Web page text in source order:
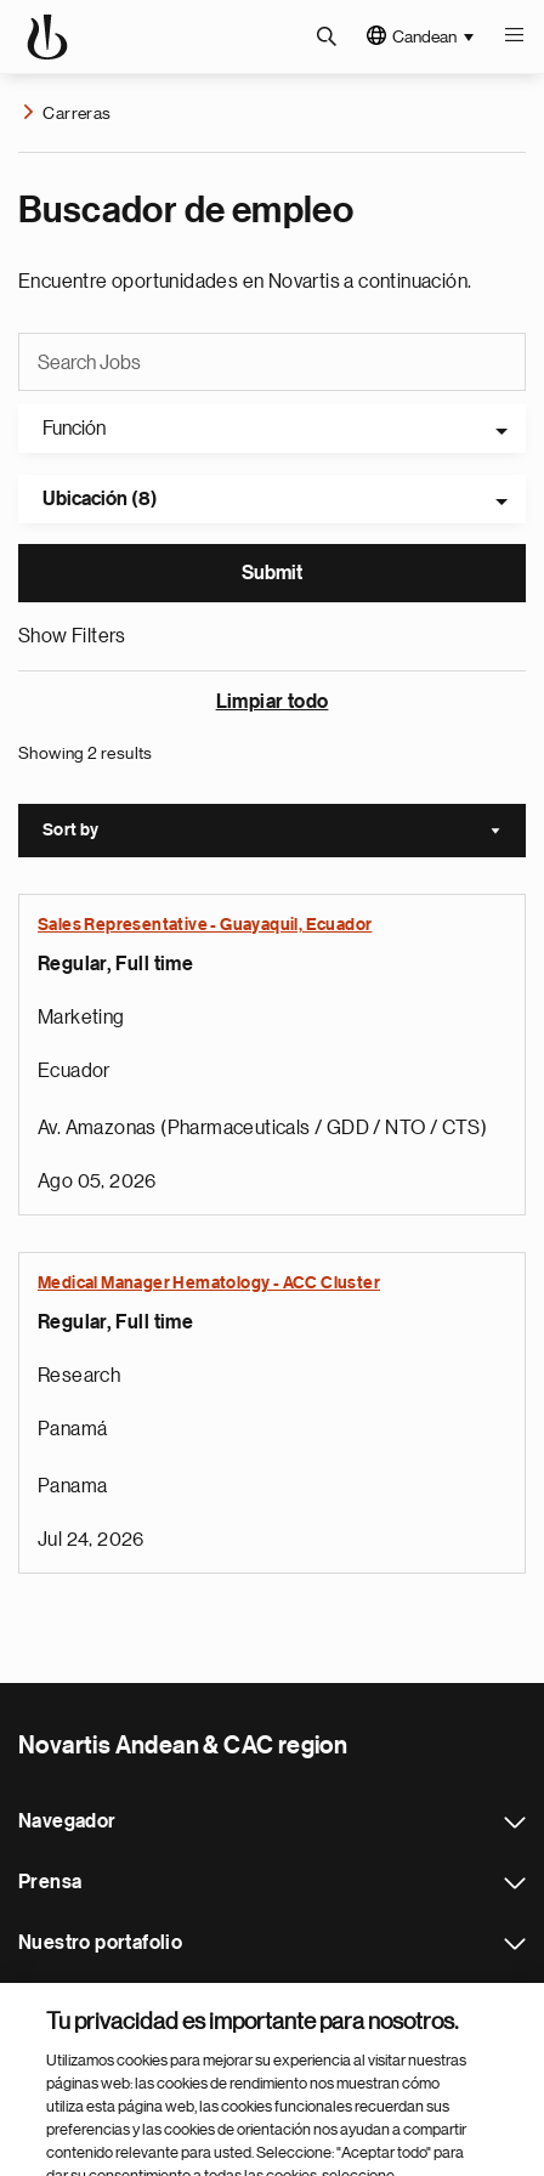
Candean
Carreras
Buscador de empleo
Encuentre oportunidades en Novartis a continuación.
Función
Ubicación (8)
Show Filters
Limpiar todo
Showing 2 results
Sort by Sort
Sales Representative - Guayaquil, Ecuador
Regular, Full time
Marketing
Ecuador
Av. Amazonas (Pharmaceuticals / GDD / NTO / CTS)
Ago 05, 2026
Medical Manager Hematology - ACC Cluster
Regular, Full time
Research
Panamá
Panama
Jul 24, 2026
Novartis Andean & CAC region
Navegador
Prensa
Nuestro portafolio
Footer Site Search
Tu privacidad es importante para nosotros.
Utilizamos cookies para mejorar su experiencia al visitar nuestras
páginas web: las cookies de rendimiento nos muestran cómo
utiliza esta página web, las cookies funcionales recuerdan sus
preferencias y las cookies de orientación nos ayudan a compartir
contenido relevante para usted. Seleccione: "Aceptar todo" para